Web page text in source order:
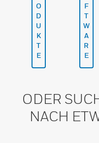
O
D
U
K
T
E
F
T
W
A
R
E
ODER
NACH